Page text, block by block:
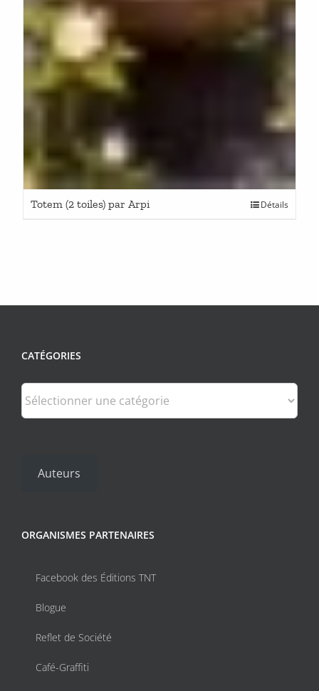
Totem (2 toiles) par Arpi Détails
CATÉGORIES
Catégories
Auteurs
ORGANISMES PARTENAIRES
Facebook des Éditions TNT
Blogue
Reflet de Société
Café-Graffiti